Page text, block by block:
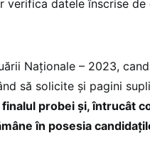
verifica datele înscrise
Naţionale – 2023,
să solicite şi pagini
probei şi, întrucât
în posesia